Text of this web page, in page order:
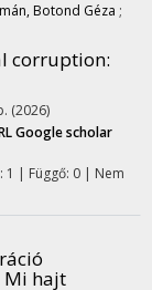
Botond Géza ;
corruption:
(2026)
Google scholar
1 | Függő: 0 | Nem
Mi hajt